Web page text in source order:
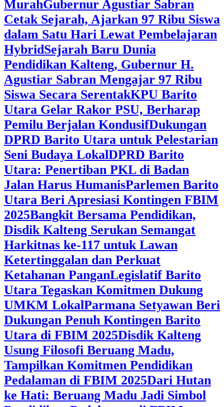
MurahGubernur Agustiar Sabran
Cetak Sejarah, Ajarkan 97 Ribu Siswa
dalam Satu Hari Lewat Pembelajaran
HybridSejarah Baru Dunia
Pendidikan Kalteng, Gubernur H.
Agustiar Sabran Mengajar 97 Ribu
Siswa Secara SerentakKPU Barito
Utara Gelar Rakor PSU, Berharap
Pemilu Berjalan KondusifDukungan
DPRD Barito Utara untuk Pelestarian
Seni Budaya LokalDPRD Barito
Utara: Penertiban PKL di Badan
Jalan Harus HumanisParlemen Barito
Utara Beri Apresiasi Kontingen FBIM
2025‎Bangkit Bersama Pendidikan,
Disdik Kalteng Serukan Semangat
Harkitnas ke-117 untuk Lawan
Ketertinggalan dan Perkuat
Ketahanan PanganLegislatif Barito
Utara Tegaskan Komitmen Dukung
UMKM LokalParmana Setyawan Beri
Dukungan Penuh Kontingen Barito
Utara di FBIM 2025Disdik Kalteng
Usung Filosofi Beruang Madu,
Tampilkan Komitmen Pendidikan
Pedalaman di FBIM 2025‎Dari Hutan
ke Hati: Beruang Madu Jadi Simbol